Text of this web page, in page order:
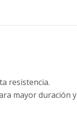
resistencia.
mayor duración y